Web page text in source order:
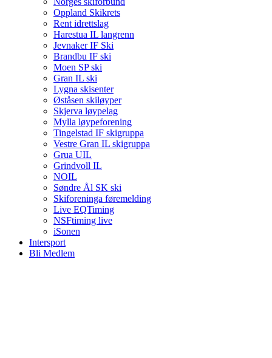
Oppland Skikrets
Rent idrettslag
Harestua IL langrenn
Jevnaker IF Ski
Brandbu IF ski
Moen SP ski
Gran IL ski
Lygna skisenter
Øståsen skiløyper
Skjerva løypelag
Mylla løypeforening
Tingelstad IF skigruppa
Vestre Gran IL skigruppa
Grua UIL
Grindvoll IL
NOIL
Søndre Ål SK ski
Skiforeninga føremelding
Live EQTiming
NSFtiming live
iSonen
Intersport
Bli Medlem